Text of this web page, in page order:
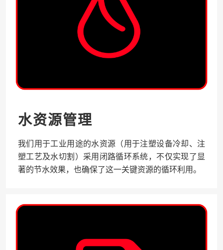
水资源管理
我们用于工业用途的水资源（用于注塑设备冷却、注
塑工艺及水切割）采用闭路循环系统，不仅实现了显
著的节水效果，也确保了这一关键资源的循环利用。